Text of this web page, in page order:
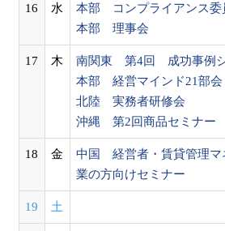
16 水
本部 コンプライアンス委
本部 理事会
17 木
南関東 第4回 成功事例
本部 経営マインド21部会
北陸 実務者研修会
沖縄 第2回商品セミナー
18 金
中国 経営者・賃貸管理マ
業の方向けセミナー
19 土